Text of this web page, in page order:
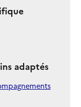
adaptés